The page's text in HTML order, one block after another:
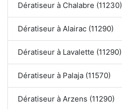
Dératiseur à Chalabre (11230)
Dératiseur à Alairac (11290)
Dératiseur à Lavalette (11290)
Dératiseur à Palaja (11570)
Dératiseur à Arzens (11290)